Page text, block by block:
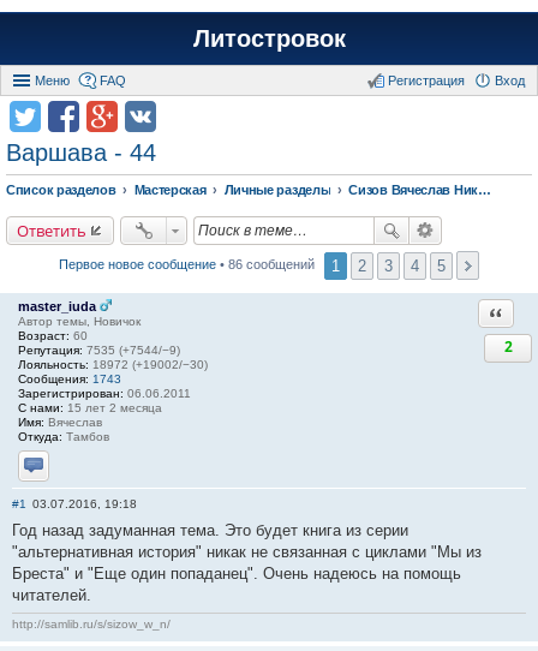
Литостровок
Меню FAQ Вход
Регистрация
Варшава - 44
Список разделов Мастерская Личные разделы Сизов Вячеслав Николаевич.
Ответить
Первое новое сообщение • 86 сообщений 1 2 3 4 5
master_iuda
Автор темы, Новичок
Возраст: 60
Репутация: 7535 (+7544/−9)
Лояльность: 18972 (+19002/−30)
Сообщения: 1743
Зарегистрирован: 06.06.2011
С нами: 15 лет 2 месяца
Имя: Вячеслав
Откуда: Тамбов
Отправить личное сообщение
2
#1 03.07.2016, 19:18
Год назад задуманная тема. Это будет книга из серии
"альтернативная история" никак не связанная с циклами "Мы из
Бреста" и "Еще один попаданец". Очень надеюсь на помощь
читателей.
http://samlib.ru/s/sizow_w_n/